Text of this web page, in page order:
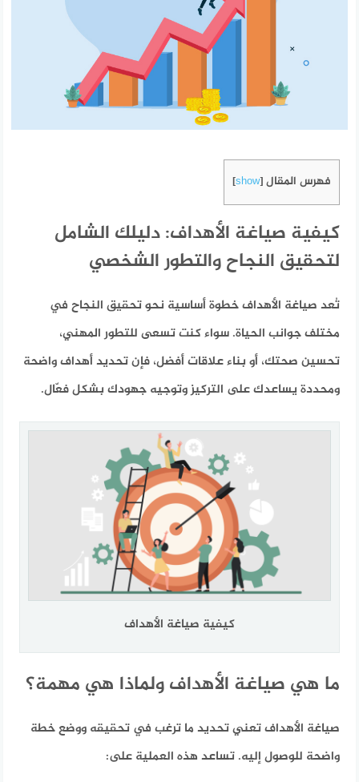
فهرس المقال [
show
]
كيفية صياغة الأهداف: دليلك الشامل
لتحقيق النجاح والتطور الشخصي
تُعد صياغة الأهداف خطوة أساسية نحو تحقيق النجاح في
مختلف جوانب الحياة. سواء كنت تسعى للتطور المهني،
تحسين صحتك، أو بناء علاقات أفضل، فإن تحديد أهداف واضحة
ومحددة يساعدك على التركيز وتوجيه جهودك بشكل فعّال.
كيفية صياغة الأهداف
ما هي صياغة الأهداف ولماذا هي مهمة؟
صياغة الأهداف تعني تحديد ما ترغب في تحقيقه ووضع خطة
واضحة للوصول إليه.تساعد هذه العملية على: